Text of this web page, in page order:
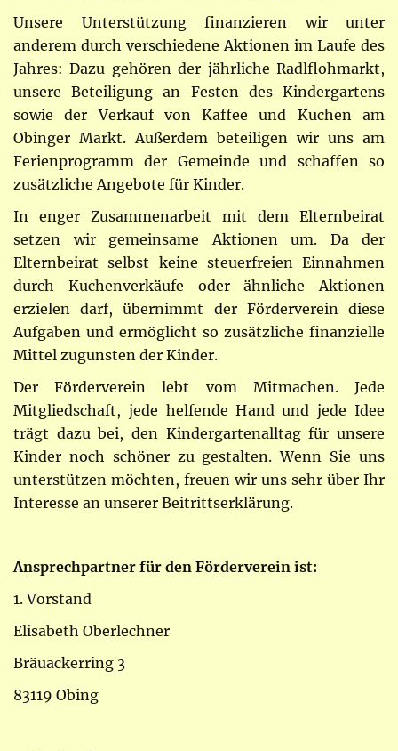
Unsere Unterstützung finanzieren wir unter
anderem durch verschiedene Aktionen im Laufe des
Jahres: Dazu gehören der jährliche Radlflohmarkt,
unsere Beteiligung an Festen des Kindergartens
sowie der Verkauf von Kaffee und Kuchen am
Obinger Markt. Außerdem beteiligen wir uns am
Ferienprogramm der Gemeinde und schaffen so
zusätzliche Angebote für Kinder.
In enger Zusammenarbeit mit dem Elternbeirat
setzen wir gemeinsame Aktionen um. Da der
Elternbeirat selbst keine steuerfreien Einnahmen
durch Kuchenverkäufe oder ähnliche Aktionen
erzielen darf, übernimmt der Förderverein diese
Aufgaben und ermöglicht so zusätzliche finanzielle
Mittel zugunsten der Kinder.
Der Förderverein lebt vom Mitmachen. Jede
Mitgliedschaft, jede helfende Hand und jede Idee
trägt dazu bei, den Kindergartenalltag für unsere
Kinder noch schöner zu gestalten. Wenn Sie uns
unterstützen möchten, freuen wir uns sehr über Ihr
Interesse an unserer Beitrittserklärung.
Ansprechpartner für den Förderverein ist:
1. Vorstand
Elisabeth Oberlechner
Bräuackerring 3
83119 Obing